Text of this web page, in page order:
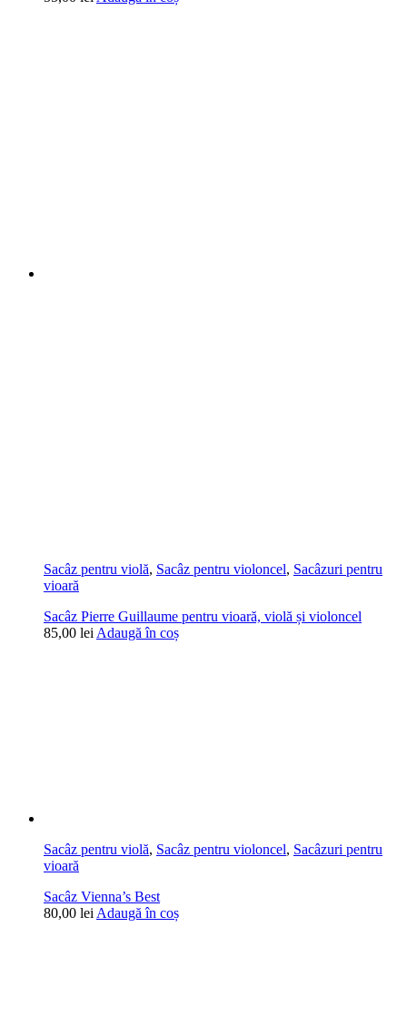
Sacâz pentru violă, Sacâz pentru violoncel, Sacâzuri pentru
vioară
Sacâz Pierre Guillaume pentru vioară, violă și violoncel
85,00 lei Adaugă în coș
Sacâz pentru violă, Sacâz pentru violoncel, Sacâzuri pentru
vioară
Sacâz Vienna’s Best
80,00 lei Adaugă în coș